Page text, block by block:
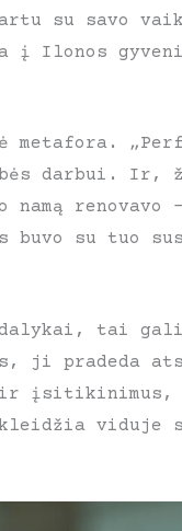
su savo
į Ilonos
metafora.
darbui. Ir,
renovavo
buvo su tuo
tai gali
ji pradeda
įsitikinimus,
viduje